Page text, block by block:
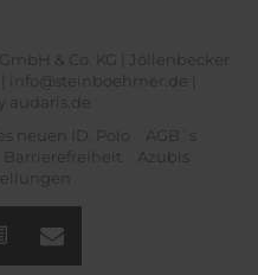
& Co. KG | Jöllenbecker
info@steinboehmer.de |
audaris.de
neuen ID. Polo
AGB´s
Barrierefreiheit
Azubis